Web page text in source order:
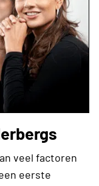
veel factoren
eerste